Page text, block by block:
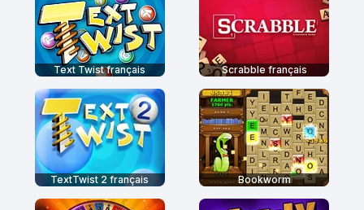
Text Twist français Scrabble français
TextTwist 2 français Bookworm